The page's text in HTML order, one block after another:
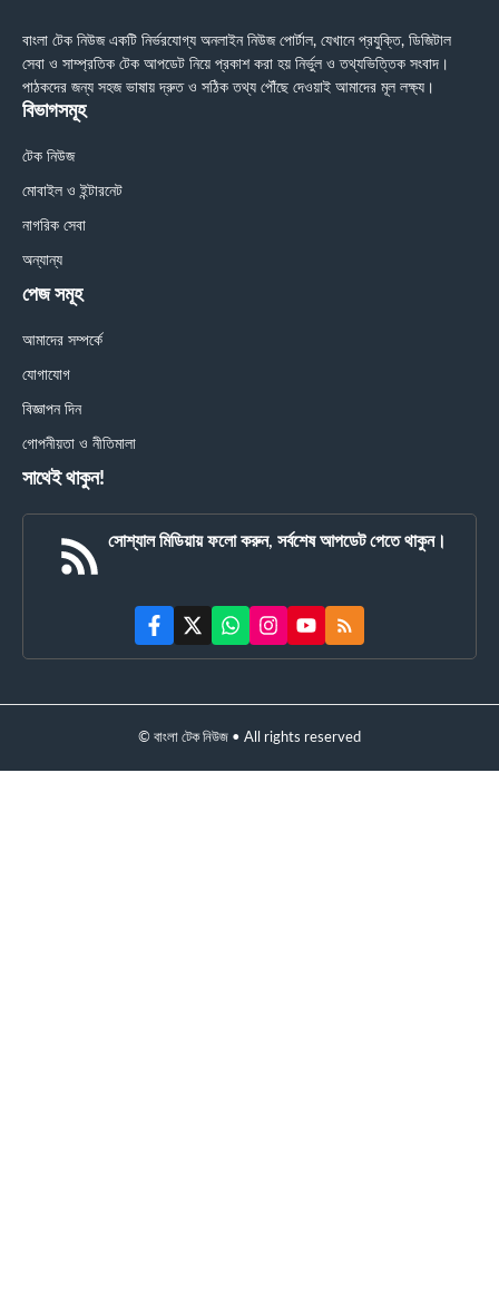
বাংলা টেক নিউজ একটি নির্ভরযোগ্য অনলাইন নিউজ পোর্টাল, যেখানে প্রযুক্তি, ডিজিটাল
সেবা ও সাম্প্রতিক টেক আপডেট নিয়ে প্রকাশ করা হয় নির্ভুল ও তথ্যভিত্তিক সংবাদ।
পাঠকদের জন্য সহজ ভাষায় দ্রুত ও সঠিক তথ্য পৌঁছে দেওয়াই আমাদের মূল লক্ষ্য।
বিভাগসমূহ
টেক নিউজ
মোবাইল ও ইন্টারনেট
নাগরিক সেবা
অন্যান্য
পেজ সমূহ
আমাদের সম্পর্কে
যোগাযোগ
বিজ্ঞাপন দিন
গোপনীয়তা ও নীতিমালা
সাথেই থাকুন!
সোশ্যাল মিডিয়ায় ফলো করুন, সর্বশেষ আপডেট পেতে থাকুন।
© বাংলা টেক নিউজ • All rights reserved